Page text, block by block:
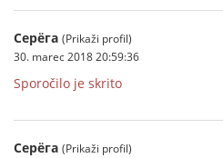
Серёга (Prikaži profil)
30. marec 2018 20:59:36
Sporočilo je skrito
Серёга (Prikaži profil)